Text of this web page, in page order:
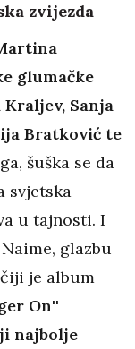
zvijezda
glumačke
Sanja
Bratković te
šuška se da
svjetska
u tajnosti. I
glazbu
je album
On''
najbolje